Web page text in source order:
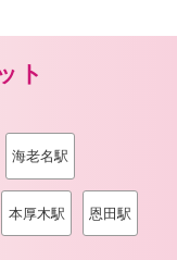
ト
海老名駅
本厚木駅 恩田駅